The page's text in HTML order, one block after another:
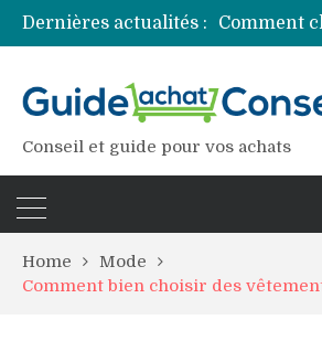
Dernières actualités :
Conseil et guide pour vos achats
Home
Mode
Comment bien choisir des